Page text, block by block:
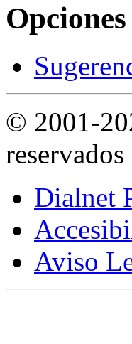
© 2001-
reservados
Dialnet
Aviso